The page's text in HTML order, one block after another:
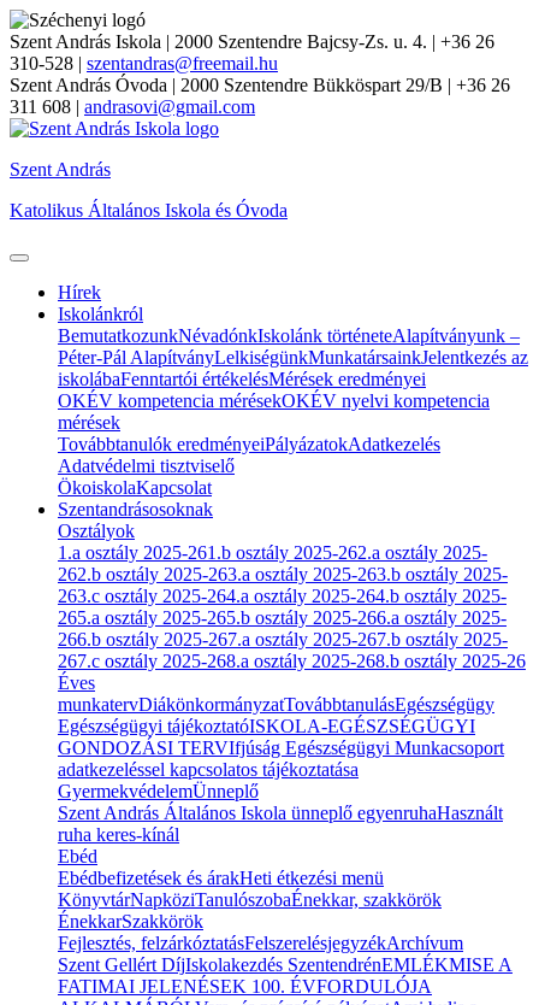
Szent András Iskola | 2000 Szentendre Bajcsy-Zs. u. 4. | +36 26
310-528 | szentandras@freemail.hu
Szent András Óvoda | 2000 Szentendre Bükköspart 29/B | +36 26
311 608 | andrasovi@gmail.com
Szent András
Katolikus Általános Iskola és Óvoda
Hírek
Iskolánkról
BemutatkozunkNévadónkIskolánk történeteAlapítványunk –
Péter-Pál AlapítványLelkiségünkMunkatársainkJelentkezés az
iskolábaFenntartói értékelésMérések eredményei
OKÉV kompetencia mérésekOKÉV nyelvi kompetencia
mérések
Továbbtanulók eredményeiPályázatokAdatkezelés
Adatvédelmi tisztviselő
ÖkoiskolaKapcsolat
Szentandrásosoknak
Osztályok
1.a osztály 2025-261.b osztály 2025-262.a osztály 2025-
262.b osztály 2025-263.a osztály 2025-263.b osztály 2025-
263.c osztály 2025-264.a osztály 2025-264.b osztály 2025-
265.a osztály 2025-265.b osztály 2025-266.a osztály 2025-
266.b osztály 2025-267.a osztály 2025-267.b osztály 2025-
267.c osztály 2025-268.a osztály 2025-268.b osztály 2025-26
Éves
munkatervDiákönkormányzatTovábbtanulásEgészségügy
Egészségügyi tájékoztatóISKOLA-EGÉSZSÉGÜGYI
GONDOZÁSI TERVIfjúság Egészségügyi Munkacsoport
adatkezeléssel kapcsolatos tájékoztatása
GyermekvédelemÜnneplő
Szent András Általános Iskola ünneplő egyenruhaHasznált
ruha keres-kínál
Ebéd
Ebédbefizetések és árakHeti étkezési menü
KönyvtárNapköziTanulószobaÉnekkar, szakkörök
ÉnekkarSzakkörök
Fejlesztés, felzárkóztatásFelszerelésjegyzékArchívum
Szent Gellért DíjIskolakezdés SzentendrénEMLÉKMISE A
FATIMAI JELENÉSEK 100. ÉVFORDULÓJA